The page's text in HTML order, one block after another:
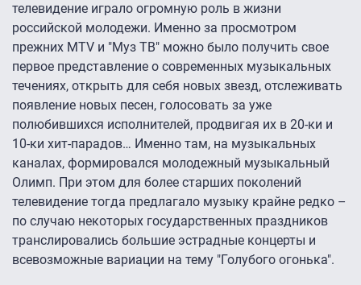
телевидение играло огромную роль в жизни
российской молодежи. Именно за просмотром
прежних MTV и "Муз ТВ" можно было получить свое
первое представление о современных музыкальных
течениях, открыть для себя новых звезд, отслеживать
появление новых песен, голосовать за уже
полюбившихся исполнителей, продвигая их в 20-ки и
10-ки хит-парадов… Именно там, на музыкальных
каналах, формировался молодежный музыкальный
Олимп. При этом для более старших поколений
телевидение тогда предлагало музыку крайне редко –
по случаю некоторых государственных праздников
транслировались большие эстрадные концерты и
всевозможные вариации на тему "Голубого огонька".